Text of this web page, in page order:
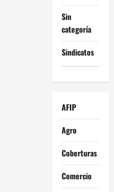
Sin
categoría
Sindicatos
AFIP
Agro
Coberturas
Comercio